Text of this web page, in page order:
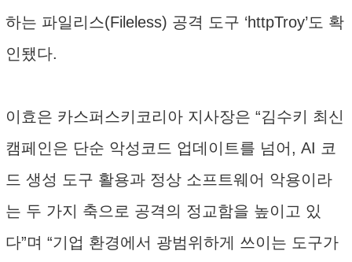
하는 파일리스(Fileless) 공격 도구 ‘httpTroy’도 확
인됐다.
이효은 카스퍼스키코리아 지사장은 “김수키 최신
캠페인은 단순 악성코드 업데이트를 넘어, AI 코
드 생성 도구 활용과 정상 소프트웨어 악용이라
는 두 가지 축으로 공격의 정교함을 높이고 있
다”며 “기업 환경에서 광범위하게 쓰이는 도구가